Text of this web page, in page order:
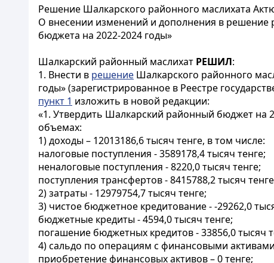
Решение Шалкарского районного маслихата
О внесении изменений и дополнения в решение
бюджета на 2022-2024 годы»
Шалкарский районный маслихат РЕШИЛ:
1. Внести в решение Шалкарского районного
годы» (зарегистрированное в Реестре
пункт 1 изложить в новой редакции:
«1. Утвердить Шалкарский районный бюджет на
объемах:
1) доходы – 12013186,6 тысяч тенге, в том числе:
налоговые поступления - 3589178,4 тысяч тенге;
неналоговые поступления - 8220,0 тысяч тенге;
поступления трансфертов - 8415788,2 тысяч
2) затраты - 12979754,7 тысяч тенге;
3) чистое бюджетное кредитование - -29262,0
бюджетные кредиты - 4594,0 тысяч тенге;
погашение бюджетных кредитов - 33856,0 тысяч
4) сальдо по операциям с финансовыми
приобретение финансовых активов – 0 тенге;